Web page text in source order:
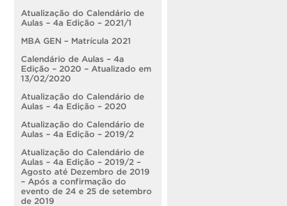
Atualização do Calendário de
Aulas – 4a Edição – 2021/1
MBA GEN – Matrícula 2021
Calendário de Aulas – 4a
Edição – 2020 – Atualizado em
13/02/2020
Atualização do Calendário de
Aulas – 4a Edição – 2020
Atualização do Calendário de
Aulas – 4a Edição – 2019/2
Atualização do Calendário de
Aulas – 4a Edição – 2019/2 –
Agosto até Dezembro de 2019
– Após a confirmação do
evento de 24 e 25 de setembro
de 2019